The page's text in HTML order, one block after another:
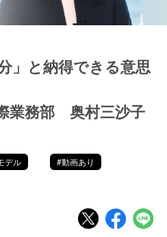
」と納得できる意思
業務部 奥村三沙子
デル #動画あり